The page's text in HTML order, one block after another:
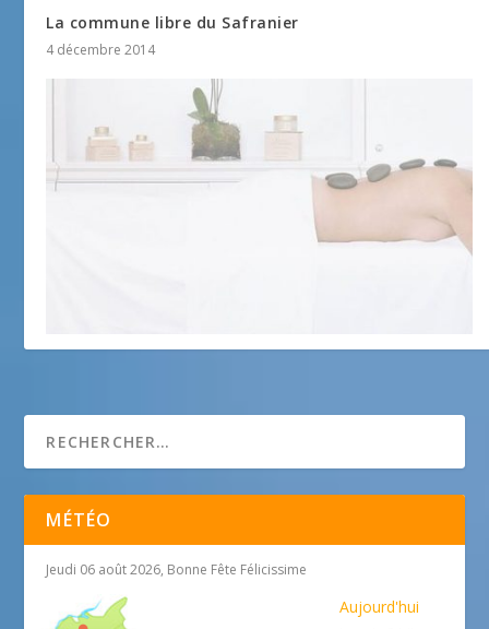
La commune libre du Safranier
4 décembre 2014
MÉTÉO
Jeudi 06 août 2026, Bonne Fête Félicissime
Aujourd'hui